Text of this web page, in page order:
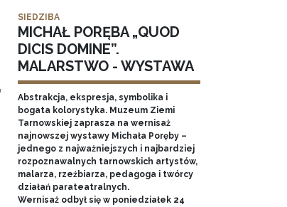
SIEDZIBA
MICHAŁ PORĘBA „QUOD
DICIS DOMINE”.
MALARSTWO - WYSTAWA
Abstrakcja, ekspresja, symbolika i
bogata kolorystyka. Muzeum Ziemi
Tarnowskiej zaprasza na wernisaż
najnowszej wystawy Michała Poręby –
jednego z najważniejszych i najbardziej
rozpoznawalnych tarnowskich artystów,
malarza, rzeźbiarza, pedagoga i twórcy
działań parateatralnych.
Wernisaż odbył się w poniedziałek 24